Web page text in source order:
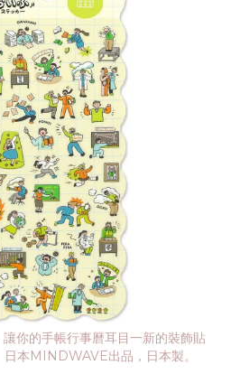
你的手帳行事曆耳目一新的裝飾貼
本MINDWAVE出品，日本製。